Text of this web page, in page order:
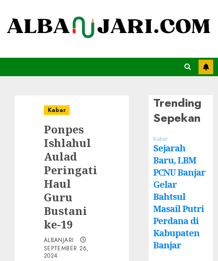
Kabar
Ponpes
Ishlahul
Aulad
Peringati
Haul
Guru
Bustani
ke-19
ALBANJARI
SEPTEMBER 26,
2024
Trending
Sepekan
Kabar
Sejarah
Baru, LBM
PCNU Banjar
Gelar
Bahtsul
Masail Putri
Perdana di
Kabupaten
Banjar